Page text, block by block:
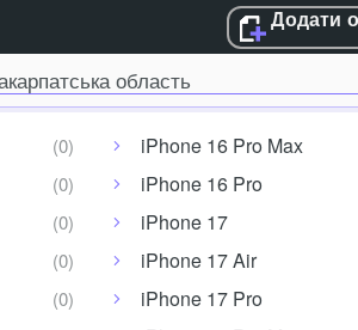
Додати
область
iPhone 16 Pro Max
iPhone 16 Pro
iPhone 17
iPhone 17 Air
iPhone 17 Pro